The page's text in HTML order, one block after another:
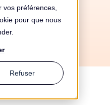
préférences,
pour que nous
Refuser